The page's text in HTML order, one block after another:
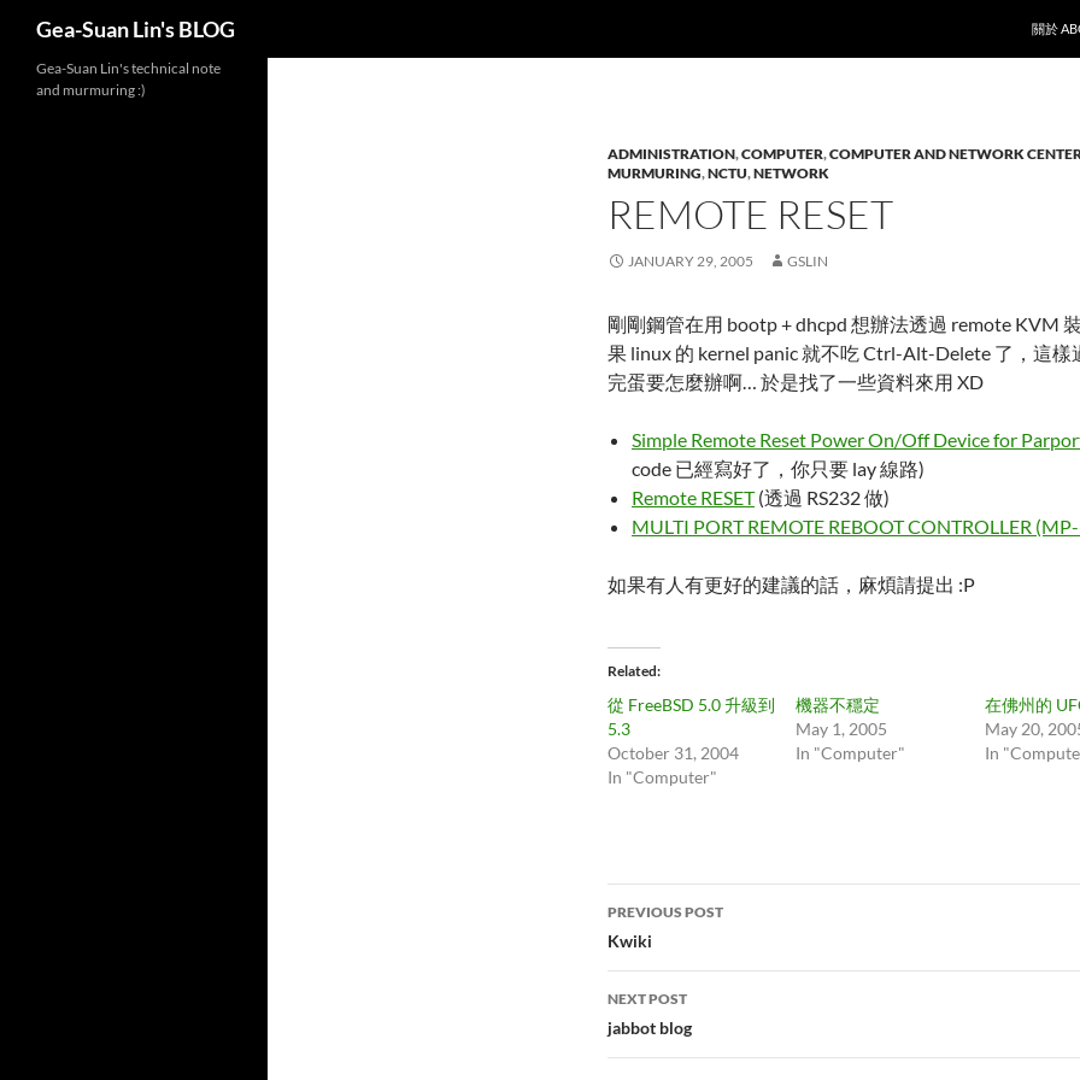
Gea-Suan Lin's BLOG
關於
ADMINISTRATION,COMPUTER,COMPUTER AND NETWORK
MURMURING,NCTU,NETWORK
REMOTE RESET
JANUARY 29, 2005 GSLIN
剛剛鋼管在用 bootp + dhcpd 想辦法透過 remote KVM
果 linux 的 kernel panic 就不吃 Ctrl-Alt-Delete 了，這樣
完蛋要怎麼辦啊… 於是找了一些資料來用 XD
Simple Remote Reset Power On/Off Device for
code 已經寫好了，你只要 lay 線路)
Remote RESET(透過 RS232 做)
MULTI PORT REMOTE REBOOT CONTROLLER
如果有人有更好的建議的話，麻煩請提出 :P
Related
從 FreeBSD 5.0 升級到
5.3
October 31, 2004
In "Computer"
機器不穩定
May 1, 2005
In "Computer"
在佛州的
May 20,
In
Post
navigation
PREVIOUS POST
Kwiki
NEXT POST
jabbot blog
Gea-Suan Lin's technical note
and murmuring :)